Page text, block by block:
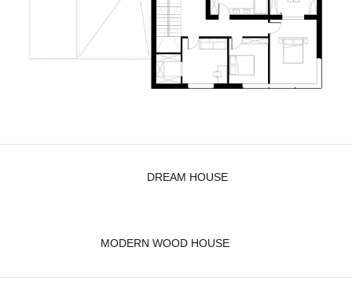
DREAM HOUSE
MODERN WOOD HOUSE